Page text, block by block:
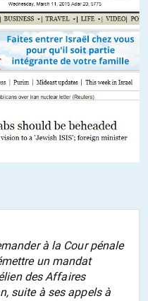
à la Cour pénale
un mandat
des Affaires
suite à ses appels à